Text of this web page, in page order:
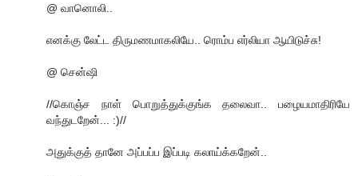
@ வானொலி..
எனக்கு லேட்ட திருமணமாகலியே.. ரொம்ப எர்லியா ஆயிடுச்சு!
@ சென்ஷி
//கொஞ்ச நாள் பொறுத்துக்குங்க தலைவா.. பழையமாதிரியே
வந்துடறேன்... :)//
அதுக்குத் தானே அப்பப்ப இப்படி கலாய்க்கறேன்..